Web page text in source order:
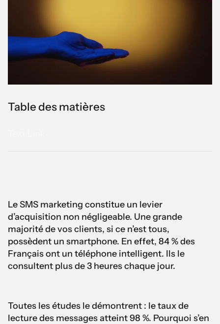
Table des matières
Le SMS marketing constitue un levier
d’acquisition non négligeable. Une grande
majorité de vos clients, si ce n’est tous,
possèdent un smartphone. En effet, 84 % des
Français ont un téléphone intelligent. Ils le
consultent plus de 3 heures chaque jour.
Toutes les études le démontrent : le taux de
lecture des messages atteint 98 %. Pourquoi s’en